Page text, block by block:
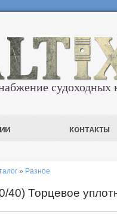
судоходных
» Разное
40) Торцевое